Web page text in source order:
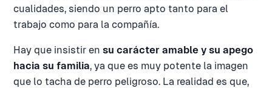
cualidades, siendo un perro apto tanto para el
trabajo como para la compañía.
Hay que insistir en su carácter amable y su apego
hacia su familia, ya que es muy potente la imagen
que lo tacha de perro peligroso. La realidad es que,